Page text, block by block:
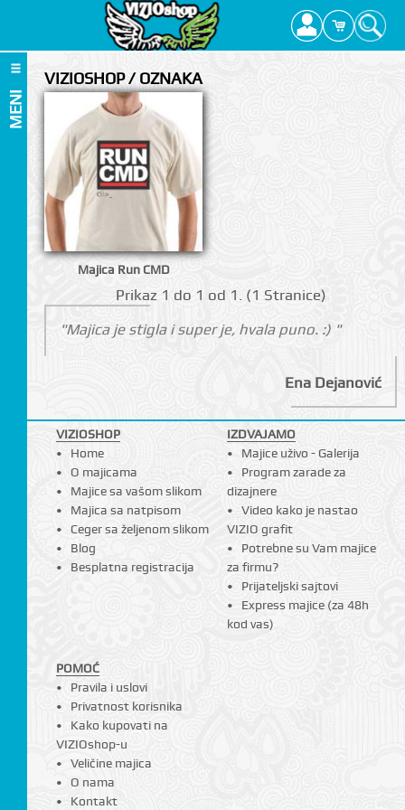
MENI
VIZIOSHOP / OZNAKA
Majica Run CMD
Prikаz 1 do 1 оd 1. (1 Strаnicе)
"Majica je stigla i super je, hvala puno. :) "
Ena Dejanović
VIZIOSHOP
Home
O majicama
Majice sa vašom slikom
Majica sa natpisom
Ceger sa željenom slikom
Blog
Besplatna registracija
IZDVAJAMO
Majice uživo - Galerija
Program zarade za
dizajnere
Video kako je nastao
VIZIO grafit
Potrebne su Vam majice
za firmu?
Prijateljski sajtovi
Express majice (za 48h
kod vas)
POMOĆ
Pravila i uslovi
Privatnost korisnika
Kako kupovati na
VIZIOshop-u
Veličine majica
O nama
Kontakt